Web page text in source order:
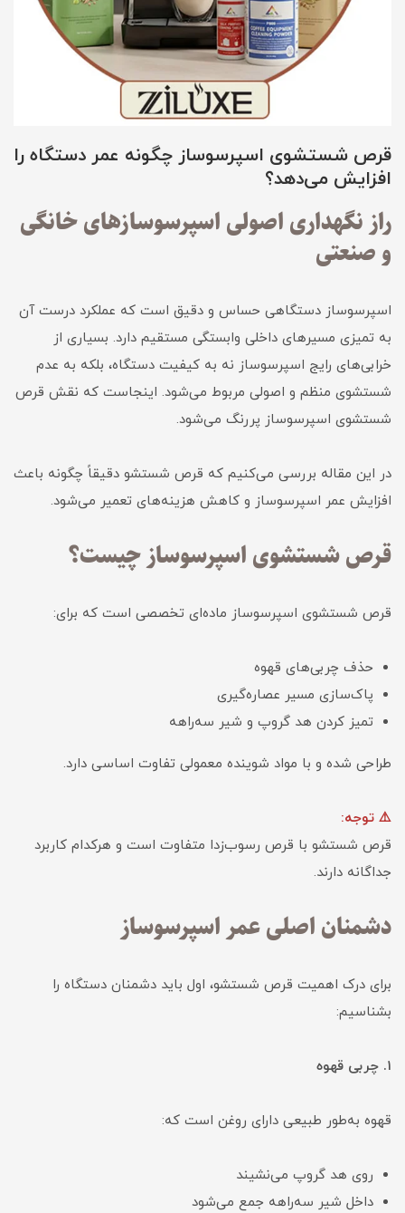
قرص شستشوی اسپرسوساز چگونه عمر دستگاه را
افزایش می‌دهد؟
راز نگهداری اصولی اسپرسوسازهای خانگی
و صنعتی
اسپرسوساز دستگاهی حساس و دقیق است که عملکرد درست آن
به تمیزی مسیرهای داخلی وابستگی مستقیم دارد. بسیاری از
خرابی‌های رایج اسپرسوساز نه به کیفیت دستگاه، بلکه به عدم
شستشوی منظم و اصولی مربوط می‌شود. اینجاست که نقش قرص
شستشوی اسپرسوساز پررنگ می‌شود.
در این مقاله بررسی می‌کنیم که قرص شستشو دقیقاً چگونه باعث
افزایش عمر اسپرسوساز و کاهش هزینه‌های تعمیر می‌شود.
قرص شستشوی اسپرسوساز چیست؟
قرص شستشوی اسپرسوساز ماده‌ای تخصصی است که برای:
حذف چربی‌های قهوه
پاک‌سازی مسیر عصاره‌گیری
تمیز کردن هد گروپ و شیر سه‌راهه
طراحی شده و با مواد شوینده معمولی تفاوت اساسی دارد.
⚠️ توجه:
قرص شستشو با قرص رسوب‌زدا متفاوت است و هرکدام کاربرد
جداگانه دارند.
دشمنان اصلی عمر اسپرسوساز
برای درک اهمیت قرص شستشو، اول باید دشمنان دستگاه را
بشناسیم:
۱. چربی قهوه
قهوه به‌طور طبیعی دارای روغن است که:
روی هد گروپ می‌نشیند
داخل شیر سه‌راهه جمع می‌شود